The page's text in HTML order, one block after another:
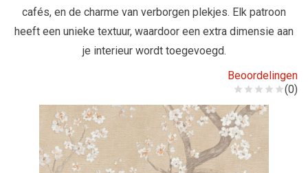
cafés, en de charme van verborgen plekjes. Elk patroon
heeft een unieke textuur, waardoor een extra dimensie aan
je interieur wordt toegevoegd.
Beoordelingen
(0)